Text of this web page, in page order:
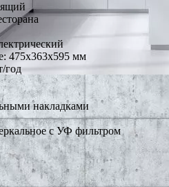
475x363x595 мм
год
накладками
с УФ фильтром